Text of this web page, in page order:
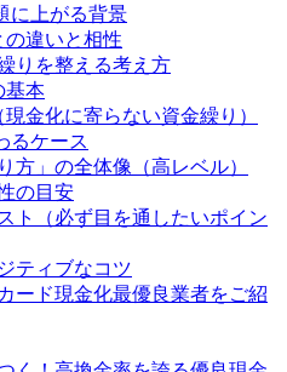
に上がる背景
違いと相性
りを整える考え方
基本
金化に寄らない資金繰り）
るケース
方」の全体像（高レベル）
の目安
ト（必ず目を通したいポイン
ティブなコツ
ード現金化最優良業者をご紹